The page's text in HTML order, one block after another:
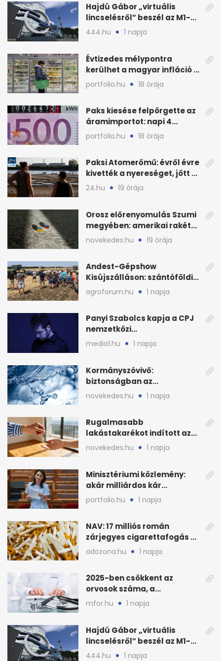
Hajdú Gábor „virtuális
lincselésről” beszél az M1-
ből kirúgása után
444.hu 1 napja
Évtizedes mélypontra
kerülhet a magyar infláció a
KSH új adata szerint
portfolio.hu 18 órája
Paks kiesése felpörgette az
áramimportot: napi 4
milliárd forintos számla
portfolio.hu 18 órája
Paksi Atomerőmű: évről évre
kivették a nyereséget, jött a
baj
24.hu 19 órája
Orosz előrenyomulás Szumi
megyében: amerikai rakéták
is zsákmányként
novekedes.hu 19 órája
Andest-Gépshow
Kisújszálláson: szántóföldi
bemutató 2026. augusztus
12-én
agroforum.hu 1 napja
Panyi Szabolcs kapja a CPJ
nemzetközi
sajtószabadság-díját
media1.hu 1 napja
Kormányszóvivő:
biztonságban az
ivóvízkészlet, nincs
stratégiai vízhiány
novekedes.hu 1 napja
Rugalmasabb
lakástakarékot indított az
OTP: két köztes kilépéssel
novekedes.hu 1 napja
Minisztériumi közlemény:
akár milliárdos kár
fenyegette Budapest fáit
portfolio.hu 1 napja
NAV: 17 milliós román
zárjegyes cigarettafogás az
M1-esen
adozona.hu 1 napja
2025-ben csökkent az
orvosok száma, a
háziorvosokra még több
mfor.hu 1 napja
Hajdú Gábor „virtuális
lincselésről” beszél az M1-
ből kirúgása után
444.hu 1 napja